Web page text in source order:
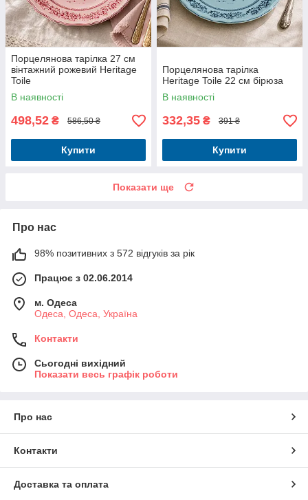
Порцелянова тарілка 27 см
вінтажний рожевий Heritage
Toile
В наявності
498,52 ₴ 586,50 ₴
Купити
Порцелянова тарілка
Heritage Toile 22 см бірюза
В наявності
332,35 ₴ 391 ₴
Купити
Показати ще
Про нас
98% позитивних з 572 відгуків за рік
Працює з 02.06.2014
м. Одеса
Одеса, Одеса, Україна
Контакти
Сьогодні вихідний
Показати весь графік роботи
Про нас
Контакти
Доставка та оплата